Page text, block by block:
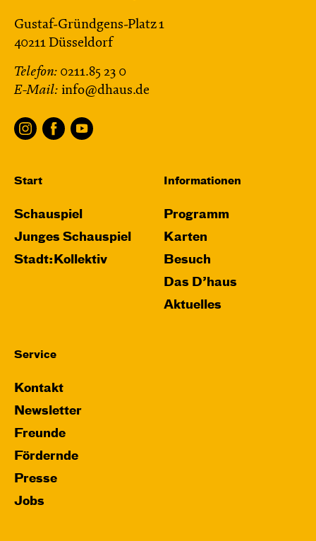
Gustaf-Gründgens-Platz 1
40211 Düsseldorf
Telefon: 0211.85 23 0
E-Mail: info@dhaus.de
Start
Schauspiel
Junges Schauspiel
Stadt:Kollektiv
Informationen
Programm
Karten
Besuch
Das D’haus
Aktuelles
Service
Kontakt
Newsletter
Freunde
Fördernde
Presse
Jobs